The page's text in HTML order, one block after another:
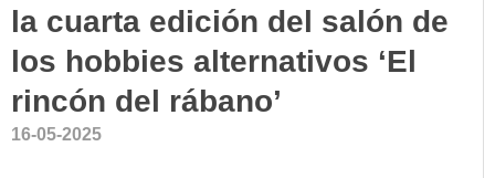
la cuarta edición del salón de
los hobbies alternativos ‘El
rincón del rábano’
16-05-2025